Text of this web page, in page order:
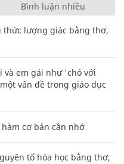
Bình luận nhiều
thức lượng giác bằng thơ,
và em gái như 'chó với
vấn đề trong giáo dục
cơ bản cần nhớ
tố hóa học bằng thơ,